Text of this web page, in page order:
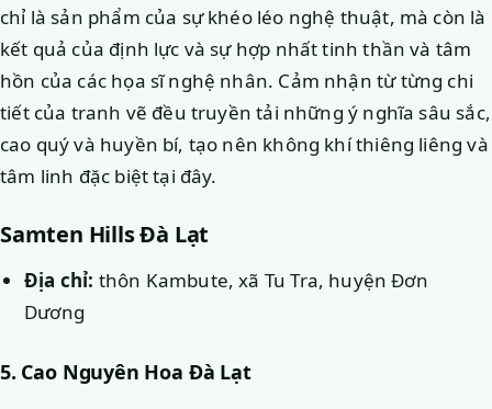
chỉ là sản phẩm của sự khéo léo nghệ thuật, mà còn là
kết quả của định lực và sự hợp nhất tinh thần và tâm
hồn của các họa sĩ nghệ nhân. Cảm nhận từ từng chi
tiết của tranh vẽ đều truyền tải những ý nghĩa sâu sắc,
cao quý và huyền bí, tạo nên không khí thiêng liêng và
tâm linh đặc biệt tại đây.
Samten Hills Đà Lạt
Địa chỉ: thôn Kambute, xã Tu Tra, huyện Đơn
Dương
5. Cao Nguyên Hoa Đà Lạt